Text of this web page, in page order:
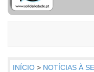
INÍCIO > NOTÍCIAS À